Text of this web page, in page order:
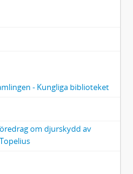
- Kungliga biblioteket
om djurskydd av